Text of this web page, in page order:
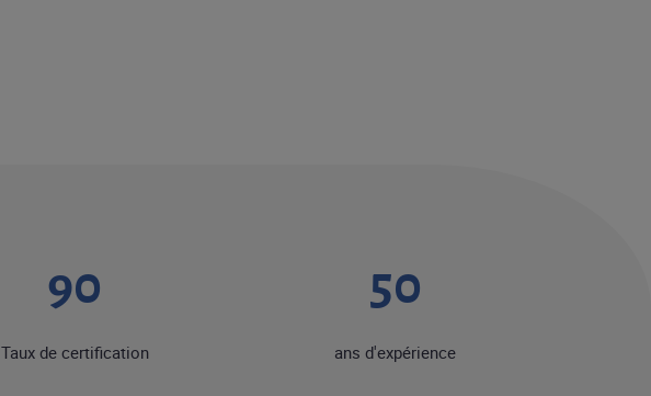
90
Taux de certification
50
ans d'expérience